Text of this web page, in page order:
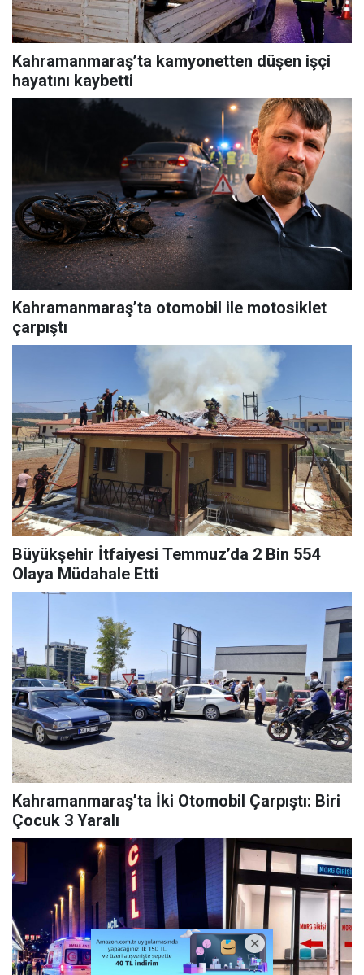
Kahramanmaraş’ta kamyonetten düşen işçi
hayatını kaybetti
Kahramanmaraş’ta otomobil ile motosiklet
çarpıştı
Büyükşehir İtfaiyesi Temmuz’da 2 Bin 554
Olaya Müdahale Etti
Kahramanmaraş’ta İki Otomobil Çarpıştı: Biri
Çocuk 3 Yaralı